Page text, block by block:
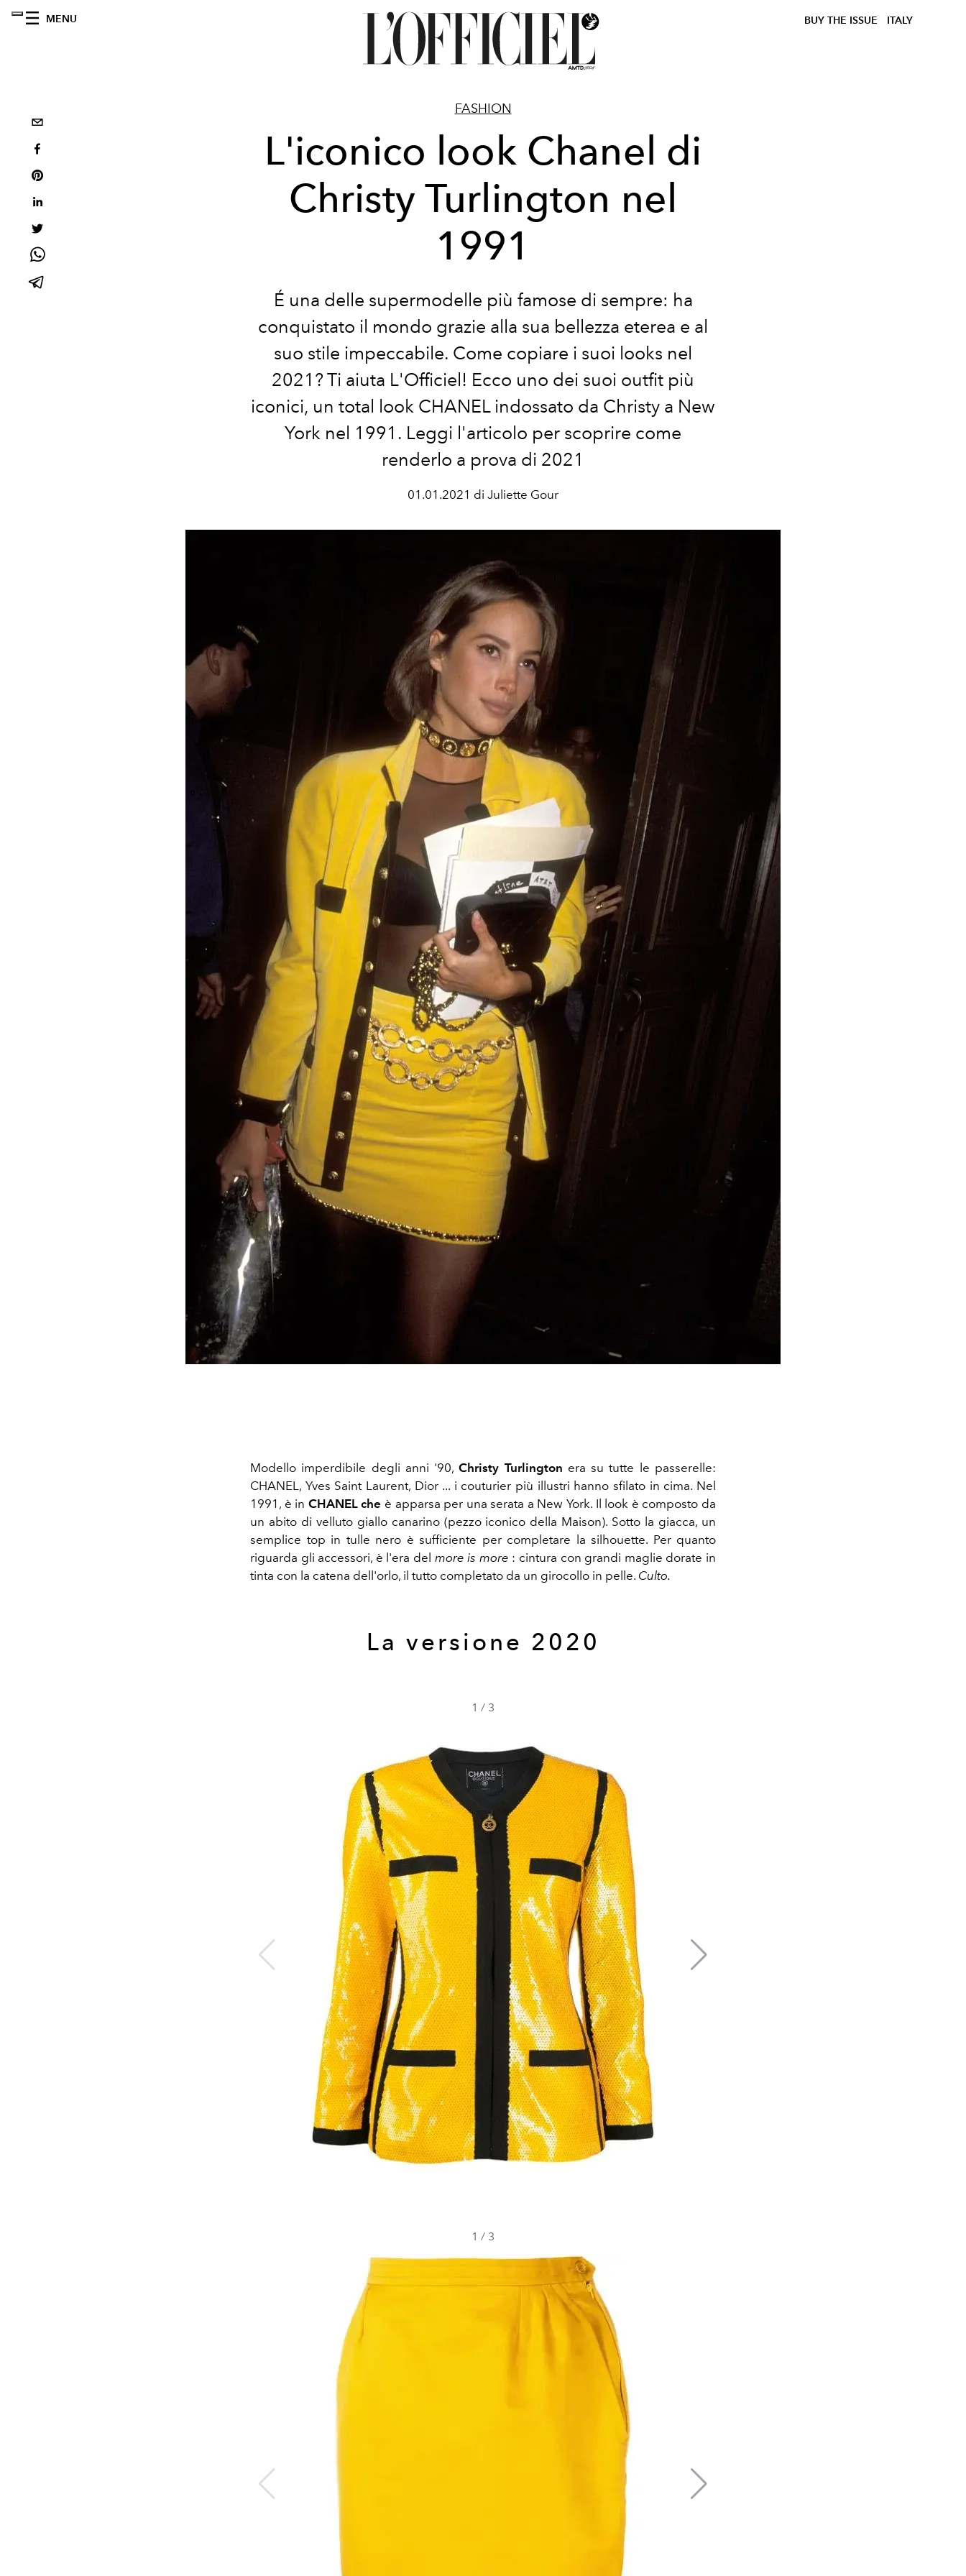
MENU BUY THE ISSUE ITALY
FASHION
L'iconico look Chanel di
Christy Turlington nel
1991
É una delle supermodelle più famose di sempre: ha
conquistato il mondo grazie alla sua bellezza eterea e al
suo stile impeccabile. Come copiare i suoi looks nel
2021? Ti aiuta L'Officiel! Ecco uno dei suoi outfit più
iconici, un total look CHANEL indossato da Christy a New
York nel 1991. Leggi l'articolo per scoprire come
renderlo a prova di 2021
01.01.2021 di Juliette Gour
Modello imperdibile degli anni '90,Christy Turlington era su tutte le passerelle:
CHANEL, Yves Saint Laurent, Dior ... i couturier più illustri hanno sfilato in cima. Nel
1991, è in CHANEL che è apparsa per una serata a New York. Il look è composto da
un abito di velluto giallo canarino (pezzo iconico della Maison). Sotto la giacca, un
semplice top in tulle nero è sufficiente per completare la silhouette. Per quanto
riguarda gli accessori, è l'era del more is more : cintura con grandi maglie dorate in
tinta con la catena dell'orlo, il tutto completato da un girocollo in pelle. Culto.
La versione 2020
1 / 3
1 / 3